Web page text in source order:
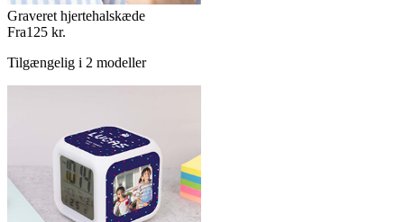
Graveret hjertehalskæde
Fra125 kr.
Tilgængelig i 2 modeller